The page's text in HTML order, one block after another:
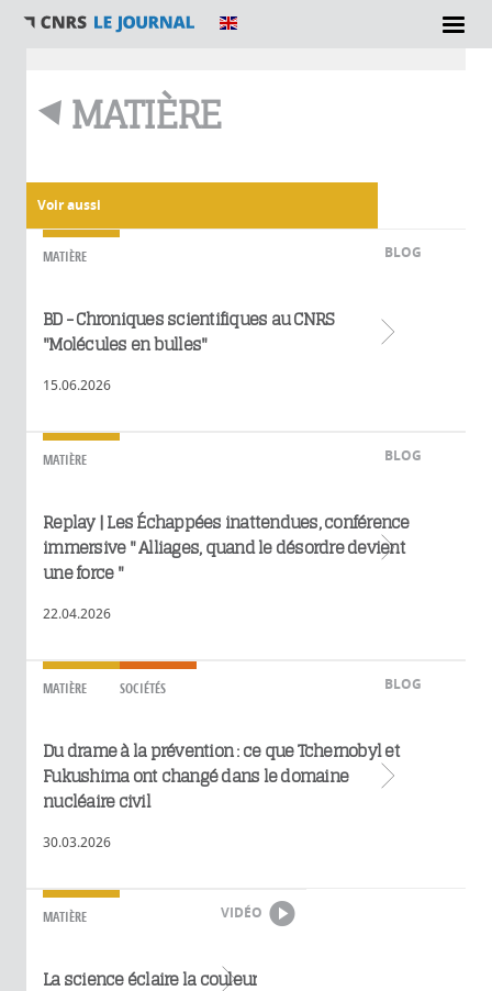
MATIÈRE
Voir aussi
MATIÈRE BLOG
BD - Chroniques scientifiques au CNRS
"Molécules en bulles"
15.06.2026
MATIÈRE BLOG
Replay | Les Échappées inattendues, conférence
immersive " Alliages, quand le désordre devient
une force "
22.04.2026
Lire plus
MATIÈRE SOCIÉTÉS BLOG
Du drame à la prévention : ce que Tchernobyl et
Fukushima ont changé dans le domaine
nucléaire civil
30.03.2026
MATIÈRE VIDÉO
La science éclaire la couleurLire plus